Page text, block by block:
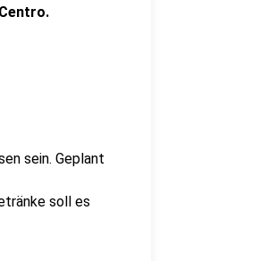
sein. Geplant
soll es